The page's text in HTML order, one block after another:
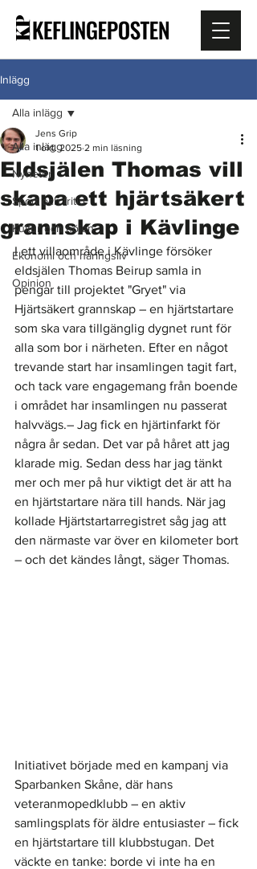
Inlägg
Alla inlägg
Nyheter
Sport och fritid
Kultur och nöjen
Ekonomi och näringsliv
Opinion
Alla inlägg
Eldsjälen Thomas vill
skapa ett hjärtsäkert
grannskap i Kävlinge
Jens Grip
1 okt. 2025 2 min läsning
I ett villaområde i Kävlinge försöker
eldsjälen Thomas Beirup samla in
pengar till projektet "Gryet" via
Hjärtsäkert grannskap – en hjärtstartare
som ska vara tillgänglig dygnet runt för
alla som bor i närheten. Efter en något
trevande start har insamlingen tagit fart,
och tack vare engagemang från boende
i området har insamlingen nu passerat
halvvägs.– Jag fick en hjärtinfarkt för
några år sedan. Det var på håret att jag
klarade mig. Sedan dess har jag tänkt
mer och mer på hur viktigt det är att ha
en hjärtstartare nära till hands. När jag
kollade Hjärtstartarregistret såg jag att
den närmaste var över en kilometer bort
– och det kändes långt, säger Thomas.
Initiativet började med en kampanj via
Sparbanken Skåne, där hans
veteranmopedklubb – en aktiv
samlingsplats för äldre entusiaster – fick
en hjärtstartare till klubbstugan. Det
väckte en tanke: borde vi inte ha en